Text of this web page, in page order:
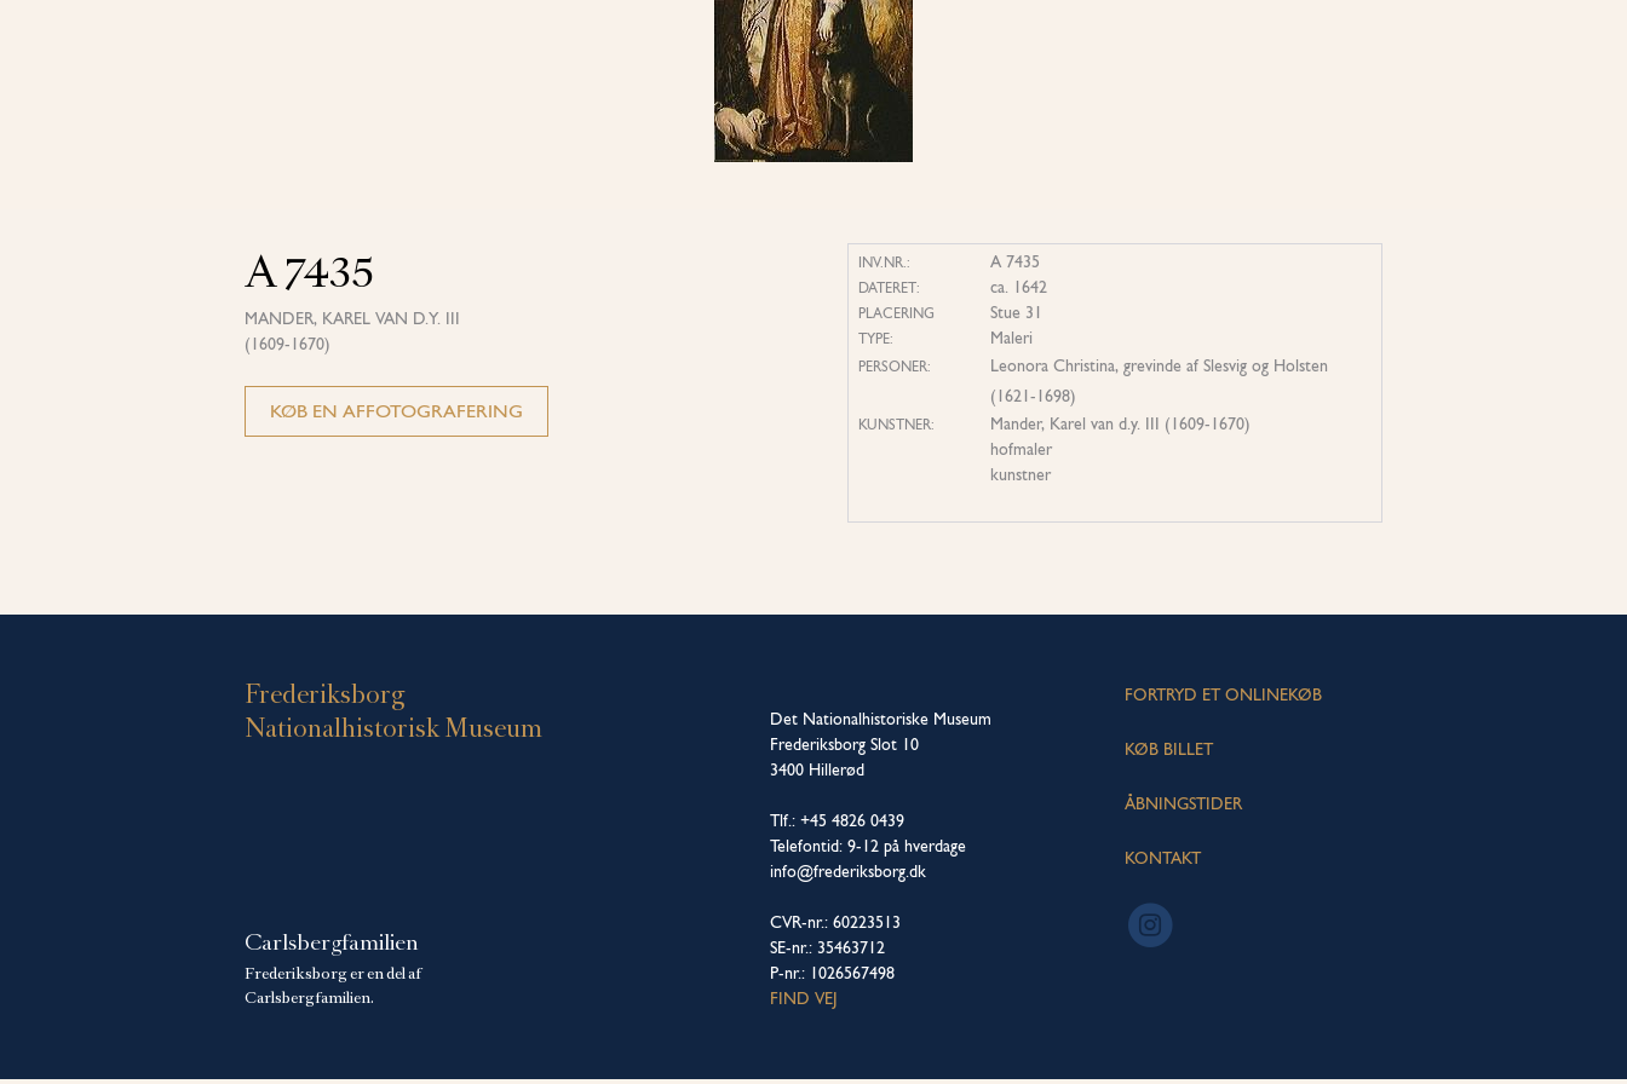
A 7435
MANDER, KAREL VAN D.Y. III
(1609-1670)
KØB EN AFFOTOGRAFERING
INV.NR.: A 7435
DATERET: ca. 1642
PLACERING Stue 31
TYPE: Maleri
PERSONER:
Leonora Christina, grevinde af Slesvig og Holsten
(1621-1698)
KUNSTNER:
Mander, Karel van d.y. III (1609-1670)
hofmaler
kunstner
Frederiksborg
Nationalhistorisk Museum
Carlsbergfamilien
Frederiksborg er en del af
Carlsbergfamilien.
Det Nationalhistoriske Museum
Frederiksborg Slot 10
3400 Hillerød
Tlf.: +45 4826 0439
Telefontid: 9-12 på hverdage
info@frederiksborg.dk
CVR-nr.: 60223513
SE-nr.: 35463712
P-nr.: 1026567498
FIND VEJ
FORTRYD ET ONLINEKØB
KØB BILLET
ÅBNINGSTIDER
KONTAKT